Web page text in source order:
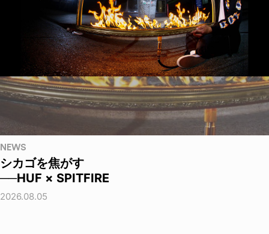
NEWS
シカゴを焦がす
──HUF × SPITFIRE
2026.08.05